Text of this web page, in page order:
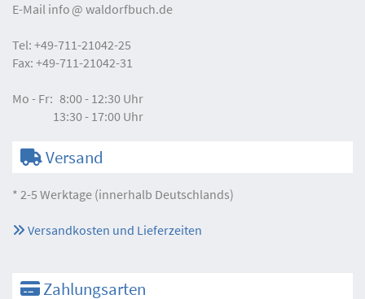
E-Mail info waldorfbuch.de
Tel: +49-711-21042-25
Fax: +49-711-21042-31
Mo - Fr: 8:00 - 12:30 Uhr
13:30 - 17:00 Uhr
Versand
* 2-5 Werktage (innerhalb Deutschlands)
Versandkosten und Lieferzeiten
Zahlungsarten